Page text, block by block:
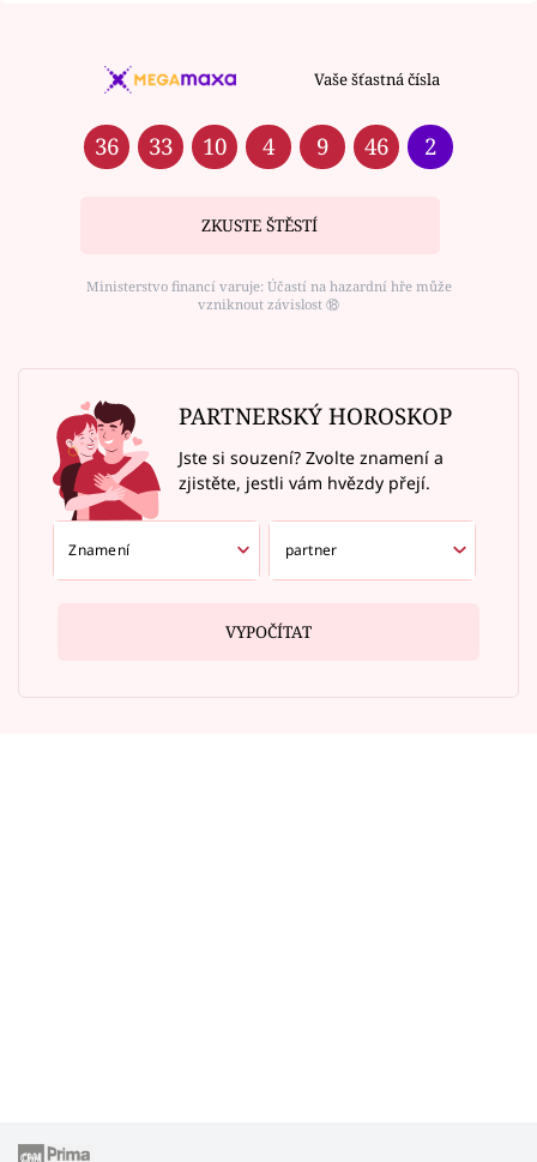
Vaše šťastná čísla
36 33 10 4 9 46 2
ZKUSTE ŠTĚSTÍ
Ministerstvo financí varuje: Účastí na hazardní hře může
vzniknout závislost ⑱
PARTNERSKÝ HOROSKOP
Jste si souzení? Zvolte znamení a
zjistěte, jestli vám hvězdy přejí.
VYPOČÍTAT